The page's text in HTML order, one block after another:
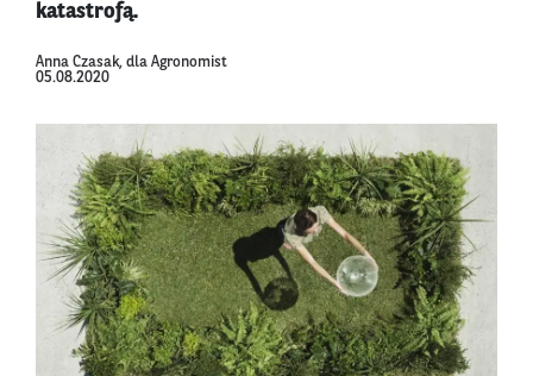
katastrofą.
Anna Czasak, dla Agronomist
05.08.2020